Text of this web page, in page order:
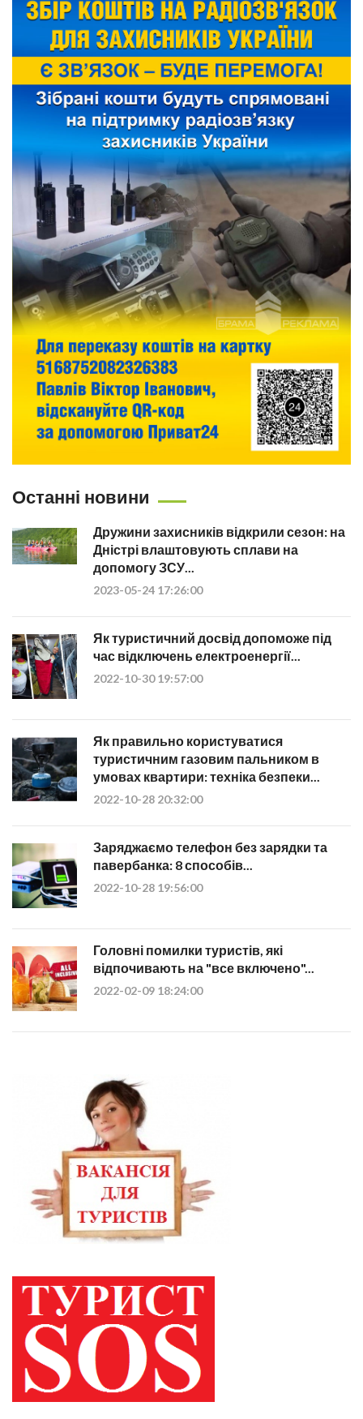
Останні новини
Дружини захисників відкрили сезон: на
Дністрі влаштовують сплави на
допомогу ЗСУ...
2023-05-24 17:26:00
Як туристичний досвід допоможе під
час відключень електроенергії...
2022-10-30 19:57:00
Як правильно користуватися
туристичним газовим пальником в
умовах квартири: техніка безпеки...
2022-10-28 20:32:00
Заряджаємо телефон без зарядки та
павербанка: 8 способів...
2022-10-28 19:56:00
Головні помилки туристів, які
відпочивають на "все включено"...
2022-02-09 18:24:00